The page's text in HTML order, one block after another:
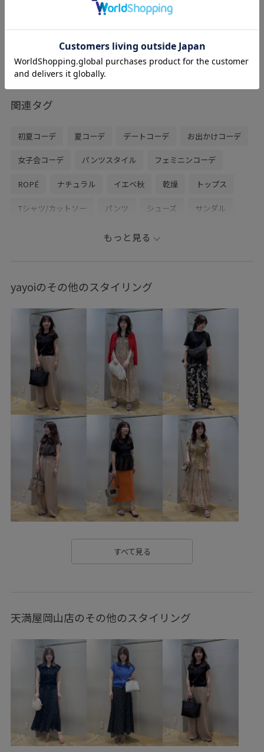
した。
カッティング部分がアクセントで足元がポ
イントになるオシャレなデザインな上歩き
やすいのでリアルバイしました。
関連タグ
初夏コーデ 夏コーデ デートコーデ お出かけコーデ
女子会コーデ パンツスタイル フェミニンコーデ
ROPÉ ナチュラル イエベ秋 乾燥 トップス
Tシャツ/カットソー パンツ シューズ サンダル
GGM26200 GGS26160
BAILA_WEB掲載 rope2000 ROPÉ_2BUY
ROPÉ_オフィスカジュアル ROPÉ_シアートップス
ROPÉ_リネンアイテム SALE Spring KNIT
Spring TOPS Sサイズフェア対象
WOMEN_再値下げアイテム さらさら
さらっとした肌触り さらりとした さりげないアクセント
アイコニック インパクトがある エッジィ
エレガント オリジナル オンにもオフにも
カッティング カットソー カーディガン キャメル
ギンガムチェック クルーネック シアー
シアーカーディガン シンプル
シンプルなニット スカート スッキリ
タンクトップ ティアードデザイン デザインがポイント
トングサンダル ニット ニットワンピース
ニット素材 ハイウエスト
フラットサンダル フリル フレアスリーブ
プルオーバー ポケット付き ポリエステル
モノグラム・アナグラム ラメ ラメ糸 リネン
もっと見る
yayoiのその他のスタイリング
すべて見る
天満屋岡山店のその他のスタイリング